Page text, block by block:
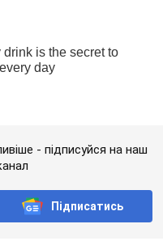
- підписуйся на наш
Підписатись